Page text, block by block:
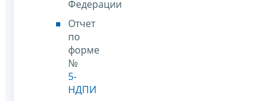
Федерации
Отчет
по
форме
№
5-
НДПИ